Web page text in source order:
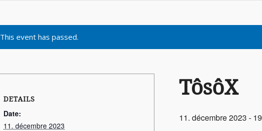
This event has passed.
TôsôX
11. décembre 2023 -
DETAILS
Date:
11. décembre 2023